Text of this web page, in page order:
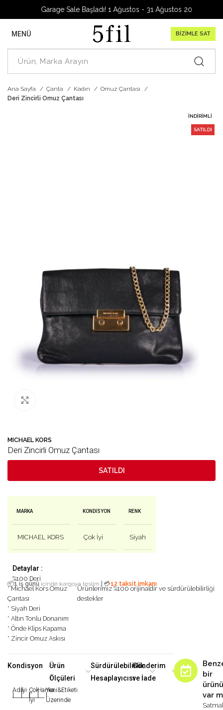
Garage Sale Başladı! 1 Ağustos - 31 Ağustos 2026
MENÜ BİZİMLE SAT
Ana Sayfa Çanta Kadın
Omuz Çantası
Deri Zincirli Omuz Çantası
İNDIRIMLI
SATILDI
MICHAEL KORS
Deri Zincirli Omuz Çantası
SATILDI
MARKA
MICHAEL KORS
KONDISYON
Çok İyi
RENK
Siyah
Detaylar :
%100 Deri
📦1 iş günü içinde kargoya teslim 💳12 taksit imkanı
* Michael Kors Omuz
Çantası
* Siyah Deri
* Altın Tonlu Donanım
* Önde Klips Kapama
* Zincir Omuz Askısı
Ürünlerimiz %100 orijinaldir ve sürdürülebilirliği
destekler
Kondisyon
Adilİyi
|
Çok
İyi
Harika
|
Yeni&Etiketi
Üzerinde
Ürün
Ölçüleri
Sürdürülebilirlik
Hesaplayıcısı
Gönderim
ve İade
bir
var